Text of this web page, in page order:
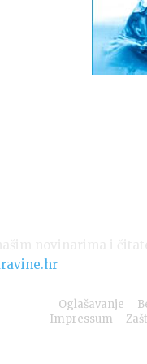
Oglašavanje
Impressum